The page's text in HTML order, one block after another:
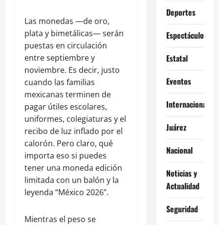
Las monedas —de oro,
plata y bimetálicas— serán
puestas en circulación
entre septiembre y
noviembre. Es decir, justo
cuando las familias
mexicanas terminen de
pagar útiles escolares,
uniformes, colegiaturas y el
recibo de luz inflado por el
calorón. Pero claro, qué
importa eso si puedes
tener una moneda edición
limitada con un balón y la
leyenda “México 2026”.
Mientras el peso se
Deportes
Espectáculos
Estatal
Eventos
Internacional
Juárez
Nacional
Noticias y
Actualidad
Seguridad